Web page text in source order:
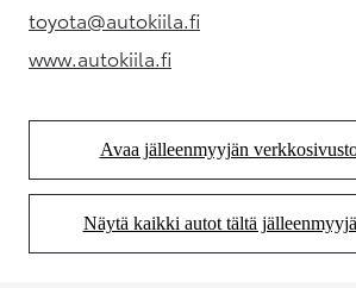
toyota@autokiila.fi
(Aukeaa uudessa
www.autokiila.fi(Aukeaa uudessa
Avaa jälleenmyyjän
(Aukeaa
Näytä kaikki autot tältä
(Aukeaa